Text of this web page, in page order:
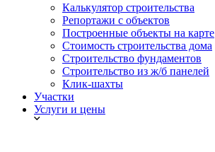
Калькулятор строительства
Репортажи с объектов
Построенные объекты на карте
Стоимость строительства дома
Строительство фундаментов
Строительство из ж/б панелей
Клик-шахты
Участки
Услуги и цены